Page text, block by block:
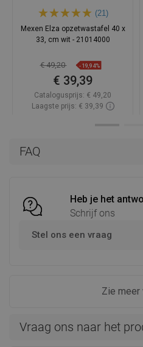
FAQ
Heb je het
Schrijf ons
Stel ons een vraag
Zie meer
Vraag ons naar het
(21)
Mexen Elza opzetwastafel 40 x
33, cm wit - 21014000
€ 49,20 -19,94%
€ 39,39
Catalogusprijs: € 49,20
Laagste prijs: € 39,39